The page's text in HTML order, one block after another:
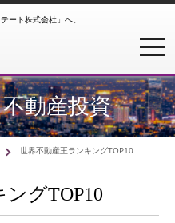
ート株式会社」へ。
動産投資
世界不動産王ランキングTOP10
グTOP10